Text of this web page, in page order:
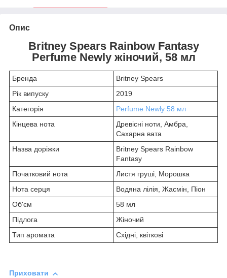
Опис
Britney Spears Rainbow Fantasy
Perfume Newly жіночий, 58 мл
Бренда
Britney Spears
Рік випуску
2019
Категорія
Perfume Newly 58 мл
Кінцева нота
Древісні ноти, Амбра,
Сахарна вата
Назва доріжки
Britney Spears Rainbow
Fantasy
Початковий нота
Листя груші, Морошка
Нота серця
Водяна лілія, Жасмін, Піон
Об'єм
58 мл
Підлога
Жіночий
Тип аромата
Східні, квіткові
Приховати